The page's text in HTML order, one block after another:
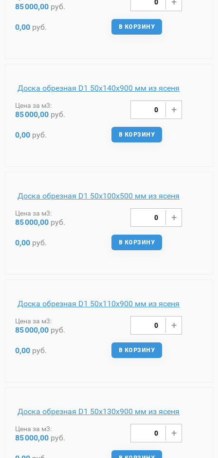
85000,00 руб.
0,00 руб. В КОРЗИНУ
Доска обрезная D1 50х140х900 мм из ясеня
Цена за м3:
85000,00 руб.
0,00 руб. В КОРЗИНУ
Доска обрезная D1 50х100х500 мм из ясеня
Цена за м3:
85000,00 руб.
0,00 руб. В КОРЗИНУ
Доска обрезная D1 50х110х900 мм из ясеня
Цена за м3:
85000,00 руб.
0,00 руб. В КОРЗИНУ
Доска обрезная D1 50х130х900 мм из ясеня
Цена за м3:
85000,00 руб.